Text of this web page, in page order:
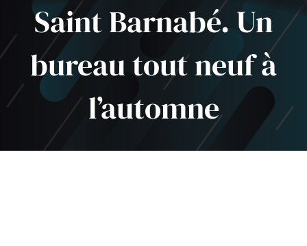
Saint Barnabé. Un
bureau tout neuf à
l’automne